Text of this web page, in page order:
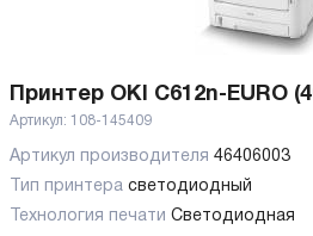
Принтер OKI C612n-EURO
Артикул: 108-145409
Артикул производителя 46406003
Тип принтера светодиодный
Технология печати Светодиодная